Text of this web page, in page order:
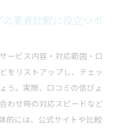
アコンクリーニング方法
業者比較に役立つポ
ービス内容・対応範囲・口
をリストアップし、チェッ
う。実際、口コミの信ぴょ
わせ時の対応スピードなど
的には、公式サイトや比較